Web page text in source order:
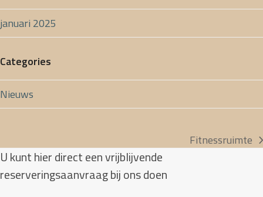
januari 2025
Categories
Nieuws
next
Fitnessruimte
U kunt hier direct een vrijblijvende
reserveringsaanvraag bij ons doen